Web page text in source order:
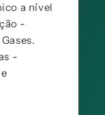
a nível
-
-